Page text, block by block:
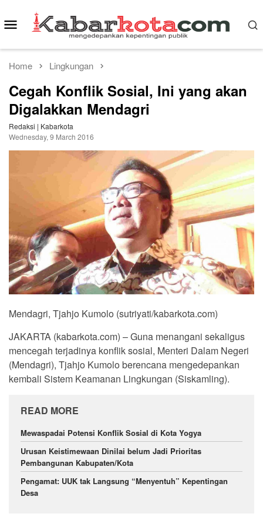
to
content
Mobile
Menu
Home Lingkungan
Cegah Konflik Sosial, Ini yang akan
Digalakkan Mendagri
Redaksi | Kabarkota
Wednesday, 9 March 2016
Mendagri, Tjahjo Kumolo (sutriyati/kabarkota.com)
JAKARTA (kabarkota.com) – Guna menangani sekaligus
mencegah terjadinya konflik sosial, Menteri Dalam Negeri
(Mendagri), Tjahjo Kumolo berencana mengedepankan
kembali Sistem Keamanan Lingkungan (Siskamling).
READ MORE
Mewaspadai Potensi Konflik Sosial di Kota Yogya
Urusan Keistimewaan Dinilai belum Jadi Prioritas
Pembangunan Kabupaten/Kota
Pengamat: UUK tak Langsung “Menyentuh” Kepentingan
Desa